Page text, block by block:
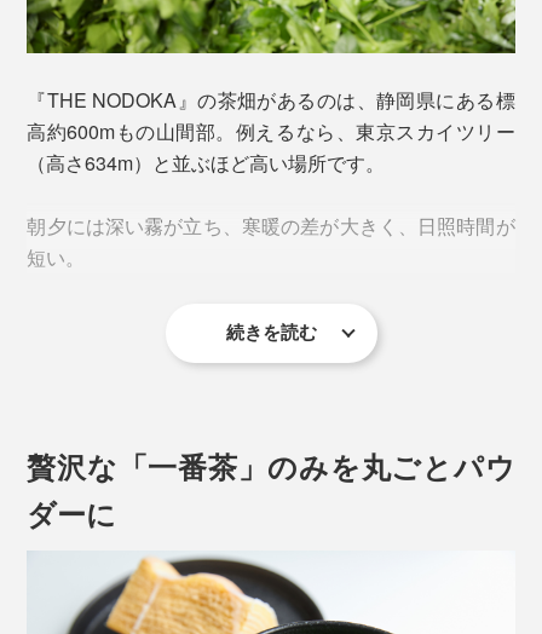
土壌の管理と栽培が極めて難しい無農薬有機の茶畑で、
番茶は、まさに“いっぷく”に相応しいお茶。
その希少な新茶だけが引き出せる、茶葉本来の甘味・旨
味・渋味のまろやかな調和と栄養成分を、丸ごといただ
けるよう粉末に。
『THE NODOKA』の茶畑があるのは、静岡県にある標
高約600mもの山間部。例えるなら、東京スカイツリー
（高さ634m）と並ぶほど高い場所です。
朝夕には深い霧が立ち、寒暖の差が大きく、日照時間が
短い。
続きを読む
贅沢な「一番茶」のみを丸ごとパウ
ダーに